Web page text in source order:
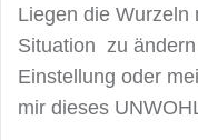
Liegen die Wurzeln
Situation zu ändern
Einstellung oder
mir dieses